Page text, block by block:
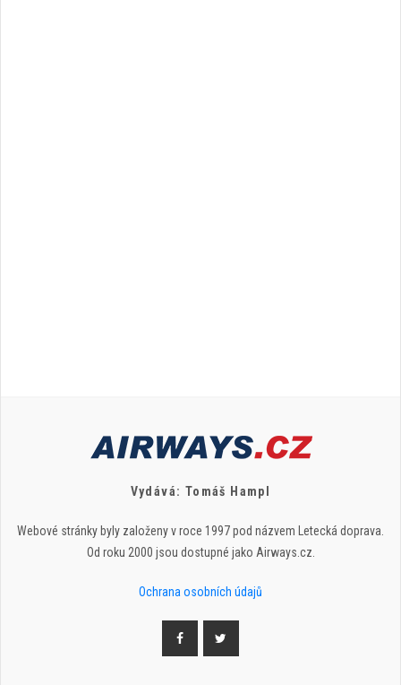
Vydává: Tomáš Hampl
Webové stránky byly založeny v roce 1997 pod názvem Letecká doprava.
Od roku 2000 jsou dostupné jako Airways.cz.
Ochrana osobních údajů